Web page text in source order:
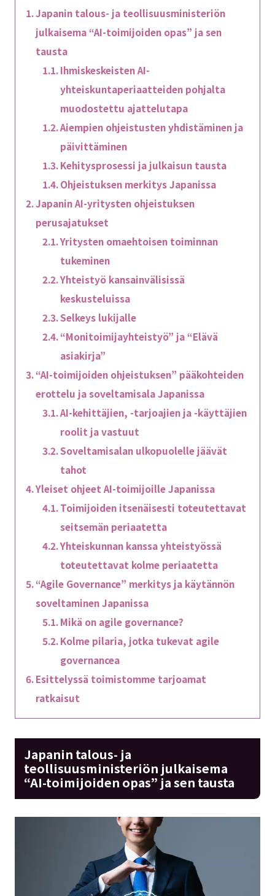
Japanin talous- ja teollisuusministeriön
julkaisema “AI-toimijoiden opas” ja sen
tausta
Ihmiskeskeisten AI-
yhteiskuntaperiaatteiden pohjalta
muodostettu ajattelutapa
Aiempien ohjeistusten yhdistäminen ja
päivittäminen
Kehitysprosessi ja julkaisun tausta
Ohjeistuksen merkitys Japanissa
Japanin AI-yritysten ohjeistuksen
perusajatukset
Yritysten omaehtoisen toiminnan
tukeminen
Yhteistyö kansainvälisissä
keskusteluissa
Selkeys lukijalle
“Monitoimijayhteistyö” ja “Elävä
asiakirja”
“AI-toimijoiden ohjeistuksen” pääkohteiden
erottelu ja soveltamisala Japanissa
AI-kehittäjien, -tarjoajien ja -käyttäjien
roolit ja vastuut
Soveltamisalan ulkopuolelle jäävät
tahot
Yleiset ohjeet AI-toimijoille Japanissa
Toimijoiden itsenäisesti toteutettavat
seitsemän periaatetta
Yhteiskunnan kanssa yhteistyössä
toteutettavat kolme periaatetta
“Agile Governance” merkitys ja käytännön
soveltaminen Japanissa
Mikä on agile governance?
Kolme pilaria, jotka tukevat agile
governancea
Esittelyssä toimistomme tarjoamat
ratkaisut
Japanin talous- ja
teollisuusministeriön julkaisema
“AI-toimijoiden opas” ja sen tausta